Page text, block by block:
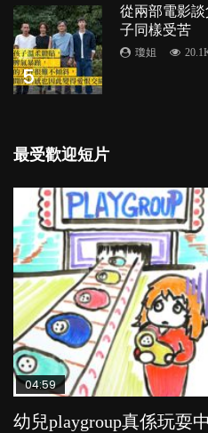
5
從兩部電影
子同樣受苦
瓊姐
最受歡迎短片
04:59
幼兒playgroup真係玩耍
03:39
幼稚園遊戲課 如何刺激
03:02
老公患產後憂鬱症對BB
04:06
全職好？在職好？｜全
03:41
BB口腔期乜都放入口，